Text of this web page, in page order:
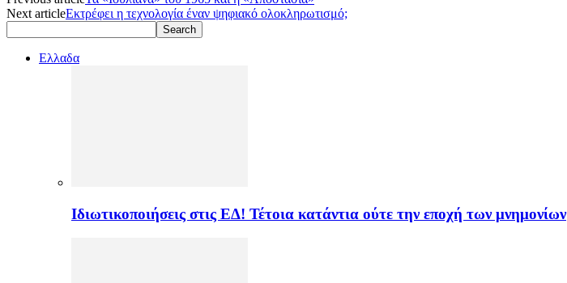
Next articleΕκτρέφει η τεχνολογία έναν ψηφιακό ολοκληρωτισμό;
Ελλαδα
Ιδιωτικοποιήσεις στις ΕΔ! Τέτοια κατάντια ούτε την εποχή των μνημονίων